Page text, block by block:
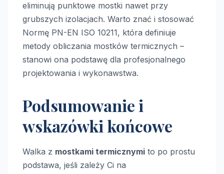
eliminują punktowe mostki nawet przy
grubszych izolacjach. Warto znać i stosować
Normę PN-EN ISO 10211, która definiuje
metody obliczania mostków termicznych –
stanowi ona podstawę dla profesjonalnego
projektowania i wykonawstwa.
Podsumowanie i
wskazówki końcowe
Walka z mostkami termicznymi to po prostu
podstawa, jeśli zależy Ci na